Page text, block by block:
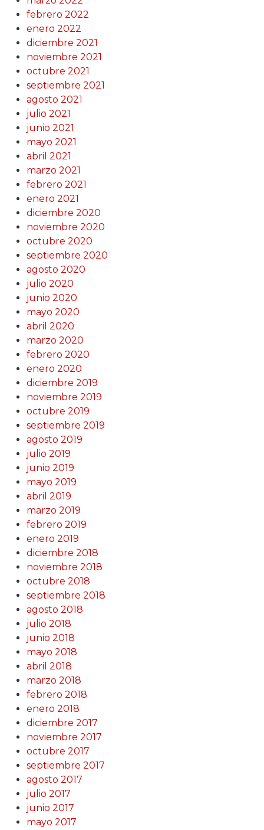
febrero 2022
enero 2022
diciembre 2021
noviembre 2021
octubre 2021
septiembre 2021
agosto 2021
julio 2021
junio 2021
mayo 2021
abril 2021
marzo 2021
febrero 2021
enero 2021
diciembre 2020
noviembre 2020
octubre 2020
septiembre 2020
agosto 2020
julio 2020
junio 2020
mayo 2020
abril 2020
marzo 2020
febrero 2020
enero 2020
diciembre 2019
noviembre 2019
octubre 2019
septiembre 2019
agosto 2019
julio 2019
junio 2019
mayo 2019
abril 2019
marzo 2019
febrero 2019
enero 2019
diciembre 2018
noviembre 2018
octubre 2018
septiembre 2018
agosto 2018
julio 2018
junio 2018
mayo 2018
abril 2018
marzo 2018
febrero 2018
enero 2018
diciembre 2017
noviembre 2017
octubre 2017
septiembre 2017
agosto 2017
julio 2017
junio 2017
mayo 2017